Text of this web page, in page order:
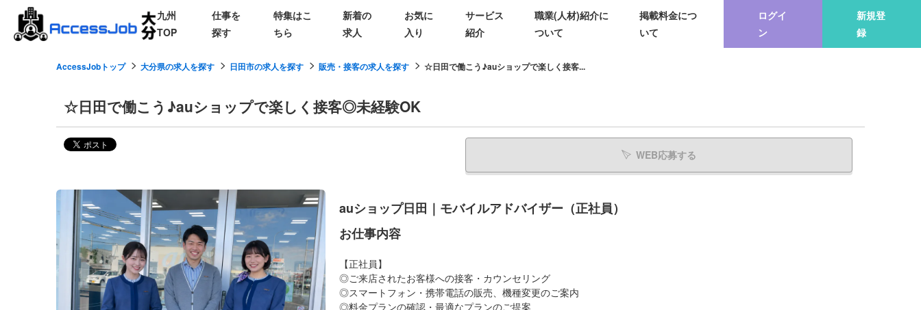
九州
TOP
仕事を
探す
特集はこ
ちら
新着の
求人
お気に
入り
サービス
紹介
職業(人材)紹介に
ついて
掲載料金につ
いて
ログイ
ン
新規登
録
AccessJobトップ 大分県の求人を探す 日田市の求人を探す 販売・接客の求人を探す ☆日田で働こう♪auショップで楽しく接客...
☆日田で働こう♪auショップで楽しく接客◎未経験OK
WEB応募する
auショップ日田｜モバイルアドバイザー（正社員）
お仕事内容
【正社員】
◎ご来店されたお客様への接客・カウンセリング
◎スマートフォン・携帯電話の販売、機種変更のご案内
◎料金プランの確認・最適なプランのご提案